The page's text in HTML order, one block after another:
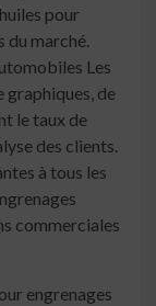
pour
du marché.
Les
graphiques, de
le taux de
des clients.
à tous les
commerciales
engrenages